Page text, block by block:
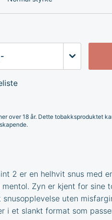
over 18 år. Dette tobakksproduktet
2 er en helhvit snus med
Zyn er kjent for sine
uten
i et slankt format som